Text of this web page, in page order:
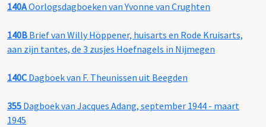
140AOorlogsdagboeken van Yvonne van Crughten
140B Brief van Willy Höppener, huisarts en Rode Kruisarts,
aan zijn tantes, de 3 zusjes Hoefnagels in Nijmegen
140C Dagboek van F. Theunissen uit Beegden
355 Dagboek van Jacques Adang, september 1944 - maart
1945